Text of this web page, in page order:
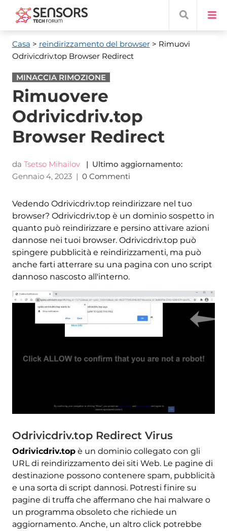
Casa > reindirizzamento del browser> Rimuovi
Odrivicdriv.top Browser Redirect
MINACCIA RIMOZIONE
Rimuovere
Odrivicdriv.top
Browser Redirect
da Tsetso Mihailov
| Ultimo aggiornamento:
Gennaio 4, 2023| 0 Commenti
Vedendo Odrivicdriv.top reindirizzare nel tuo
browser? Odrivicdriv.top è un dominio sospetto in
quanto può reindirizzare e persino attivare azioni
dannose nei tuoi browser. Odrivicdriv.top può
spingere pubblicità e reindirizzamenti, ma può
anche farti atterrare su una pagina con uno script
dannoso nascosto all'interno.
Odrivicdriv.top Redirect Virus
Odrivicdriv.topè un dominio collegato con gli
URL di reindirizzamento dei siti Web. Le pagine di
destinazione possono contenere spam, pubblicità
e una sorta di script dannosi. Potresti finire su
pagine di truffa che affermano che hai malware o
un programma obsoleto che richiede un
aggiornamento. Anche, un altro click potrebbe